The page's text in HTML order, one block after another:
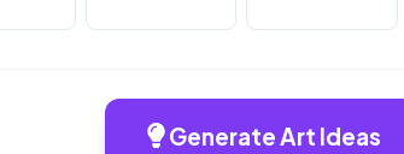
Generate Art Ideas